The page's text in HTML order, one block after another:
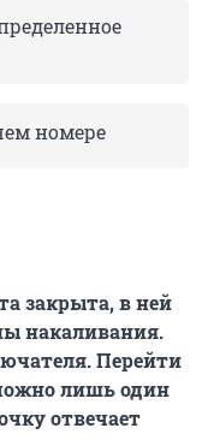
номере
закрыта, в ней
накаливания.
Перейти
лишь один
отвечает